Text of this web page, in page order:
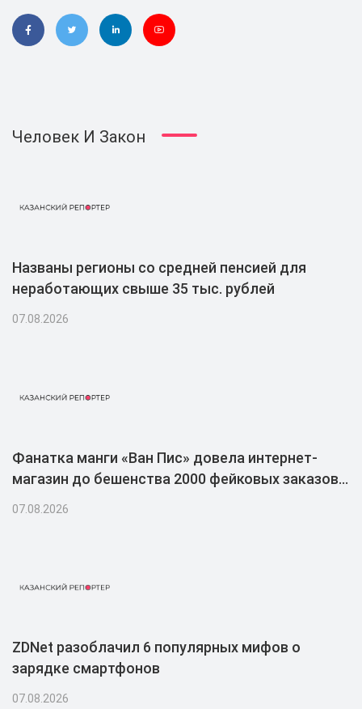
Человек И Закон
Названы регионы со средней пенсией для
неработающих свыше 35 тыс. рублей
07.08.2026
Фанатка манги «Ван Пис» довела интернет-
магазин до бешенства 2000 фейковых заказов и
07.08.2026
ZDNet разоблачил 6 популярных мифов о
зарядке смартфонов
07.08.2026